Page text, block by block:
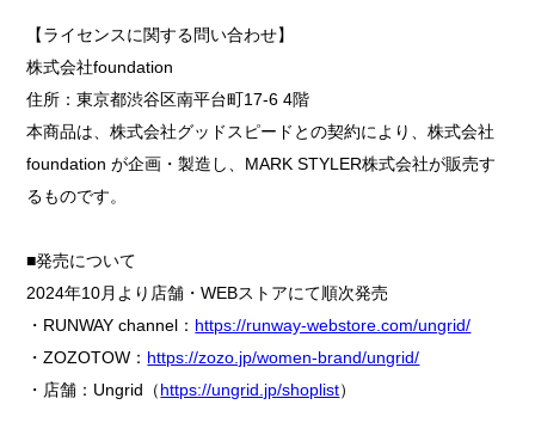
【ライセンスに関する問い合わせ】
株式会社foundation
住所：東京都渋谷区南平台町17-6 4階
本商品は、株式会社グッドスピードとの契約により、株式会社
foundation が企画・製造し、MARK STYLER株式会社が販売す
るものです。
■発売について
2024年10月より店舗・WEBストアにて順次発売
・RUNWAY channel： https://runway-webstore.com/ungrid/
・ZOZOTOW： https://zozo.jp/women-brand/ungrid/
・店舗：Ungrid（https://ungrid.jp/shoplist）